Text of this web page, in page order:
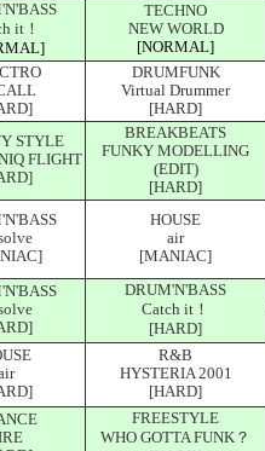
it！
TECHNO
NEW WORLD
[NORMAL]
DRUMFUNK
Virtual Drummer
[HARD]
STYLE
FLIGHT
BREAKBEATS
FUNKY MODELLING
(EDIT)
[HARD]
HOUSE
air
[MANIAC]
DRUM'N'BASS
Catch it！
[HARD]
R&B
HYSTERIA 2001
[HARD]
FREESTYLE
WHO GOTTA FUNK？